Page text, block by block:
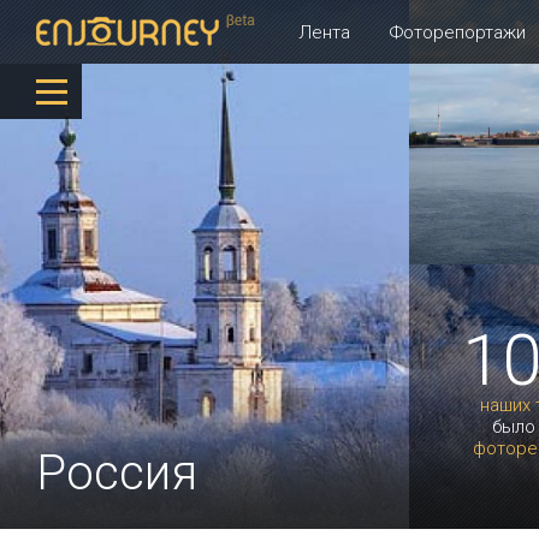
Лента Фоторепортажи
наших
было
Россия